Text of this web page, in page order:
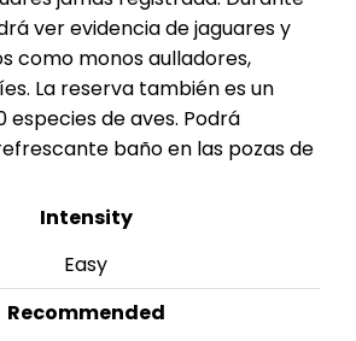
ver evidencia de jaguares y
como monos aulladores,
La reserva también es un
especies de aves. Podrá
baño en las pozas de
Intensity
Easy
Recommended